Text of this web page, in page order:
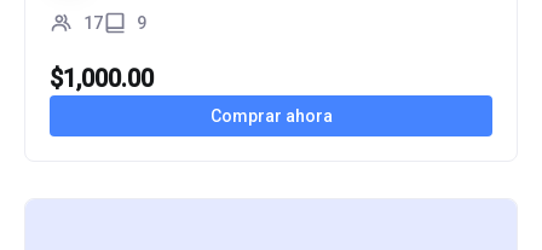
17 9
$1,000.00
Comprar ahora